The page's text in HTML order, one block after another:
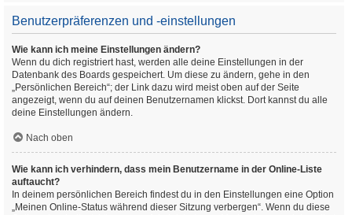
Benutzerpräferenzen und -einstellungen
Wie kann ich meine Einstellungen ändern?
Wenn du dich registriert hast, werden alle deine Einstellungen in der
Datenbank des Boards gespeichert. Um diese zu ändern, gehe in den
„Persönlichen Bereich“; der Link dazu wird meist oben auf der Seite
angezeigt, wenn du auf deinen Benutzernamen klickst. Dort kannst du alle
deine Einstellungen ändern.
Nach oben
Wie kann ich verhindern, dass mein Benutzername in der Online-Liste
auftaucht?
In deinem persönlichen Bereich findest du in den Einstellungen eine Option
„Meinen Online-Status während dieser Sitzung verbergen“. Wenn du diese